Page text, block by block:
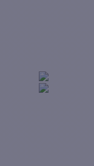
Primi